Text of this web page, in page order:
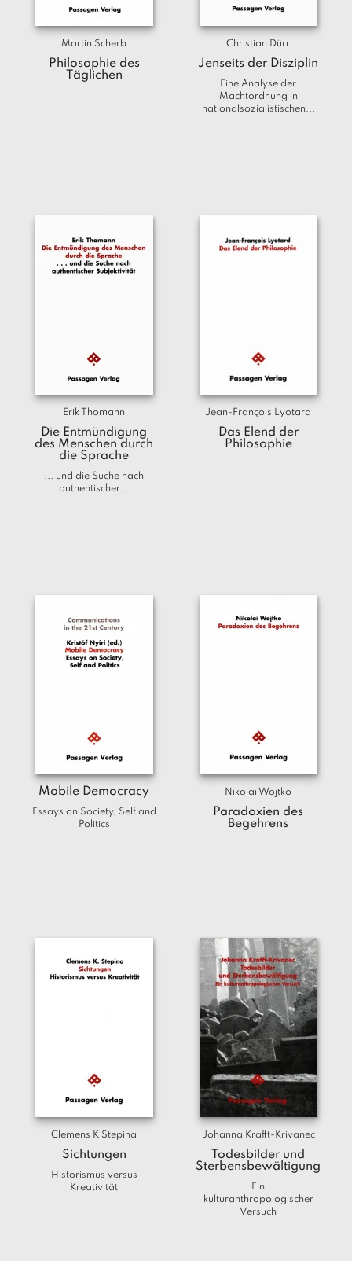
Martin Scherb
Philosophie des
Täglichen
Christian Dürr
Jenseits der Disziplin
Eine Analyse der
Machtordnung in
nationalsozialistischen...
Erik Thomann
Die Entmündigung
des Menschen durch
die Sprache
... und die Suche nach
authentischer...
Jean-François Lyotard
Das Elend der
Philosophie
Mobile Democracy
Essays on Society, Self and
Politics
Nikolai Wojtko
Paradoxien des
Begehrens
Clemens K Stepina
Sichtungen
Historismus versus
Kreativität
Johanna Krafft-Krivanec
Todesbilder und
Sterbensbewältigung
Ein
kulturanthropologischer
Versuch